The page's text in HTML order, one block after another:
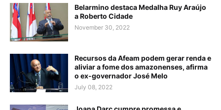
Belarmino destaca Medalha Ruy Araújo
a Roberto Cidade
November 30, 2022
Recursos da Afeam podem gerar renda e
aliviar a fome dos amazonenses, afirma
o ex-governador José Melo
July 08, 2022